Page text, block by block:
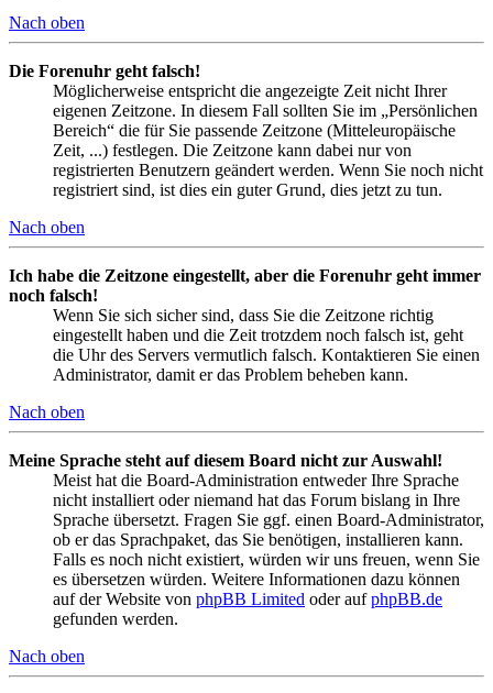
Nach oben
Die Forenuhr geht falsch!
Möglicherweise entspricht die angezeigte Zeit nicht Ihrer
eigenen Zeitzone. In diesem Fall sollten Sie im „Persönlichen
Bereich“ die für Sie passende Zeitzone (Mitteleuropäische
Zeit, ...) festlegen. Die Zeitzone kann dabei nur von
registrierten Benutzern geändert werden. Wenn Sie noch nicht
registriert sind, ist dies ein guter Grund, dies jetzt zu tun.
Nach oben
Ich habe die Zeitzone eingestellt, aber die Forenuhr geht immer
noch falsch!
Wenn Sie sich sicher sind, dass Sie die Zeitzone richtig
eingestellt haben und die Zeit trotzdem noch falsch ist, geht
die Uhr des Servers vermutlich falsch. Kontaktieren Sie einen
Administrator, damit er das Problem beheben kann.
Nach oben
Meine Sprache steht auf diesem Board nicht zur Auswahl!
Meist hat die Board-Administration entweder Ihre Sprache
nicht installiert oder niemand hat das Forum bislang in Ihre
Sprache übersetzt. Fragen Sie ggf. einen Board-Administrator,
ob er das Sprachpaket, das Sie benötigen, installieren kann.
Falls es noch nicht existiert, würden wir uns freuen, wenn Sie
es übersetzen würden. Weitere Informationen dazu können
auf der Website von phpBB Limited oder aufphpBB.de
gefunden werden.
Nach oben